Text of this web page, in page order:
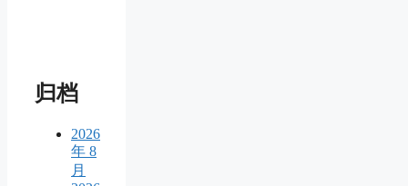
归档
2026
年 8
月